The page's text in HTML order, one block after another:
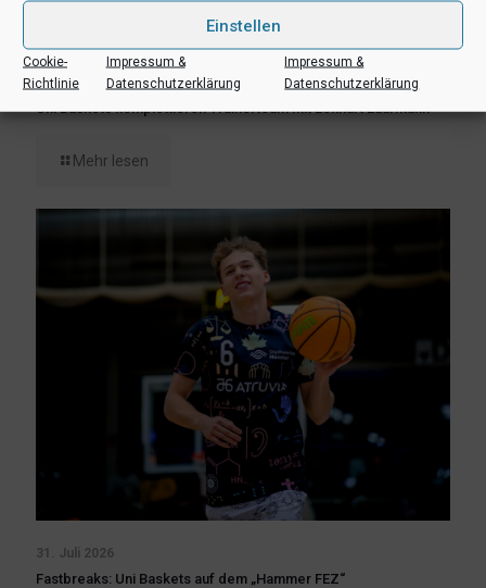
Einstellen
Cookie-
Richtlinie
Impressum &
Datenschutzerklärung
Impressum &
Datenschutzerklärung
3. August 2026
Uni Baskets komplettieren Trainerteam mit Lennart Laufmann
Mehr lesen
31. Juli 2026
Fastbreaks: Uni Baskets auf dem „Hammer FEZ“